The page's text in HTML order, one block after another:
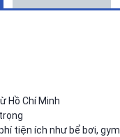
Hồ Chí Minh
tiện ích như bể bơi, gym